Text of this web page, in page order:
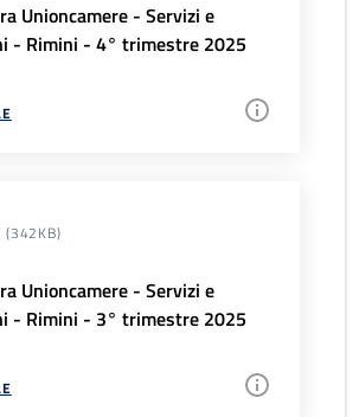
Unioncamere - Servizi e
- Rimini - 4° trimestre 2025
(342KB)
Unioncamere - Servizi e
- Rimini - 3° trimestre 2025